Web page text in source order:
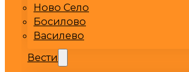
Ново Село
Босилово
Василево
Вести